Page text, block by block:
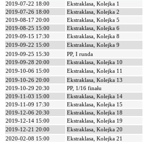
2019-07-22 18:00
Ekstraklasa, Kolejka 1
2019-07-26 18:00
Ekstraklasa, Kolejka 2
2019-08-17 20:00
Ekstraklasa, Kolejka 5
2019-08-25 15:00
Ekstraklasa, Kolejka 6
2019-09-15 17:30
Ekstraklasa, Kolejka 8
2019-09-22 15:00
Ekstraklasa, Kolejka 9
2019-09-25 15:30
PP, I runda
2019-09-28 20:00
Ekstraklasa, Kolejka 10
2019-10-06 15:00
Ekstraklasa, Kolejka 11
2019-10-26 20:00
Ekstraklasa, Kolejka 13
2019-10-29 20:30
PP, 1/16 finału
2019-11-03 15:00
Ekstraklasa, Kolejka 14
2019-11-09 17:30
Ekstraklasa, Kolejka 15
2019-12-06 20:30
Ekstraklasa, Kolejka 18
2019-12-14 15:00
Ekstraklasa, Kolejka 19
2019-12-21 20:00
Ekstraklasa, Kolejka 20
2020-02-08 15:00
Ekstraklasa, Kolejka 21